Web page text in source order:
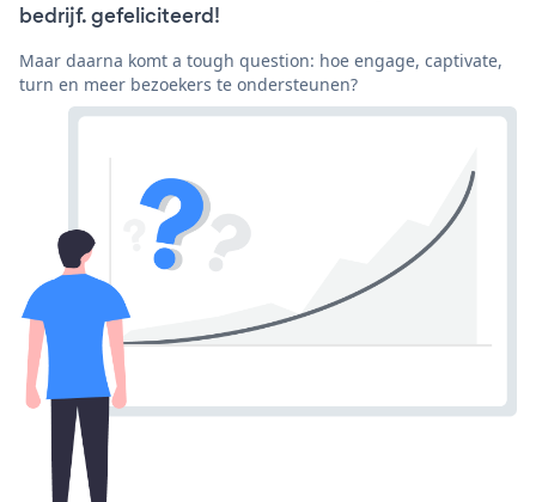
bedrijf. gefeliciteerd!
Maar daarna komt a tough question: hoe engage, captivate,
turn en meer bezoekers te ondersteunen?